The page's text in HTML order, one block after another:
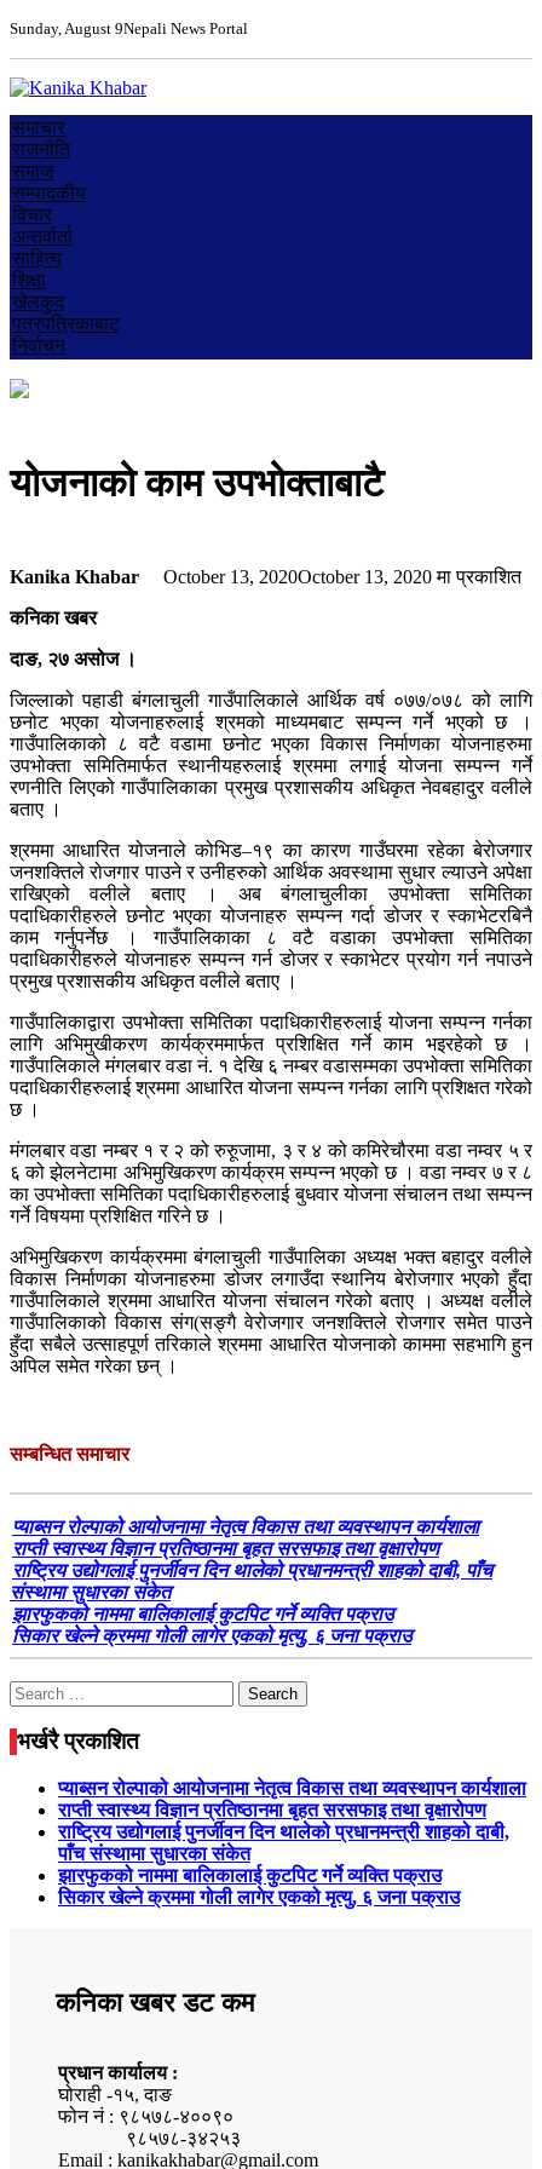
Sunday, August 9Nepali News Portal
समाचार
राजनीति
समाज
सम्पादकीय
विचार
अन्तर्वार्ता
साहित्य
शिक्षा
खेलकुद
पत्रपत्रिकाबाट
निर्वाचन
योजनाको काम उपभोक्ताबाटै
Kanika Khabar October 13, 2020October 13, 2020मा प्रकाशित
कनिका खबर
दाङ, २७ असोज ।
जिल्लाको पहाडी बंगलाचुली गाउँपालिकाले आर्थिक वर्ष ०७७/०७८ को लागि
छनोट भएका योजनाहरुलाई श्रमको माध्यमबाट सम्पन्न गर्ने भएको छ ।
गाउँपालिकाको ८ वटै वडामा छनोट भएका विकास निर्माणका योजनाहरुमा
उपभोक्ता समितिमार्फत स्थानीयहरुलाई श्रममा लगाई योजना सम्पन्न गर्ने
रणनीति लिएको गाउँपालिकाका प्रमुख प्रशासकीय अधिकृत नेवबहादुर वलीले
बताए ।
श्रममा आधारित योजनाले कोभिड–१९ का कारण गाउँघरमा रहेका बेरोजगार
जनशक्तिले रोजगार पाउने र उनीहरुको आर्थिक अवस्थामा सुधार ल्याउने अपेक्षा
राखिएको वलीले बताए । अब बंगलाचुलीका उपभोक्ता समितिका
पदाधिकारीहरुले छनोट भएका योजनाहरु सम्पन्न गर्दा डोजर र स्काभेटरबिनै
काम गर्नुपर्नेछ । गाउँपालिकाका ८ वटै वडाका उपभोक्ता समितिका
पदाधिकारीहरुले योजनाहरु सम्पन्न गर्न डोजर र स्काभेटर प्रयोग गर्न नपाउने
प्रमुख प्रशासकीय अधिकृत वलीले बताए ।
गाउँपालिकाद्वारा उपभोक्ता समितिका पदाधिकारीहरुलाई योजना सम्पन्न गर्नका
लागि अभिमुखीकरण कार्यक्रममार्फत प्रशिक्षित गर्ने काम भइरहेको छ ।
गाउँपालिकाले मंगलबार वडा नं. १ देखि ६ नम्बर वडासम्मका उपभोक्ता समितिका
पदाधिकारीहरुलाई श्रममा आधारित योजना सम्पन्न गर्नका लागि प्रशिक्षत गरेको
छ ।
मंगलबार वडा नम्बर १ र २ को रुरुूजामा, ३ र ४ को कमिरेचौरमा वडा नम्वर ५ र
६ को झेलनेटामा अभिमुखिकरण कार्यक्रम सम्पन्न भएको छ । वडा नम्वर ७ र ८
का उपभोक्ता समितिका पदाधिकारीहरुलाई बुधवार योजना संचालन तथा सम्पन्न
गर्ने विषयमा प्रशिक्षित गरिने छ ।
अभिमुखिकरण कार्यक्रममा बंगलाचुली गाउँपालिका अध्यक्ष भक्त बहादुर वलीले
विकास निर्माणका योजनाहरुमा डोजर लगाउँदा स्थानिय बेरोजगार भएको हुँदा
गाउँपालिकाले श्रममा आधारित योजना संचालन गरेको बताए । अध्यक्ष वलीले
गाउँपालिकाको विकास संग(सङ्गै वेरोजगार जनशक्तिले रोजगार समेत पाउने
हुँदा सबैले उत्साहपूर्ण तरिकाले श्रममा आधारित योजनाको काममा सहभागि हुन
अपिल समेत गरेका छन् ।
सम्बन्धित समाचार
प्याब्सन रोल्पाको आयोजनामा नेतृत्व विकास तथा व्यवस्थापन कार्यशाला
राप्ती स्वास्थ्य विज्ञान प्रतिष्ठानमा बृहत सरसफाइ तथा वृक्षारोपण
राष्ट्रिय उद्योगलाई पुनर्जीवन दिन थालेको प्रधानमन्त्री शाहको दाबी, पाँच
संस्थामा सुधारका संकेत
झारफुकको नाममा बालिकालाई कुटपिट गर्ने व्यक्ति पक्राउ
सिकार खेल्ने क्रममा गोली लागेर एकको मृत्यु, ६ जना पक्राउ
Search
for:
भर्खरै प्रकाशित
प्याब्सन रोल्पाको आयोजनामा नेतृत्व विकास तथा व्यवस्थापन कार्यशाला
राप्ती स्वास्थ्य विज्ञान प्रतिष्ठानमा बृहत सरसफाइ तथा वृक्षारोपण
राष्ट्रिय उद्योगलाई पुनर्जीवन दिन थालेको प्रधानमन्त्री शाहको दाबी,
पाँच संस्थामा सुधारका संकेत
झारफुकको नाममा बालिकालाई कुटपिट गर्ने व्यक्ति पक्राउ
सिकार खेल्ने क्रममा गोली लागेर एकको मृत्यु, ६ जना पक्राउ
कनिका खबर डट कम
प्रधान कार्यालय :
घोराही -१५, दाङ
फोन नं : ९८५७८-४००९०
९८५७८-३४२५३
Email : kanikakhabar@gmail.com